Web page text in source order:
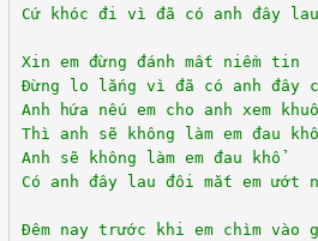
Cứ khóc đi vì đã có anh đây
Xin em đừng đánh mất niềm tin
Đừng lo lắng vì đã có anh đây
Anh hứa nếu em cho anh xem
Thì anh sẽ không làm em đau khổ
Anh sẽ không làm em đau khổ
Có anh đây lau đôi mắt em ướt
Đêm nay trước khi em chìm vào